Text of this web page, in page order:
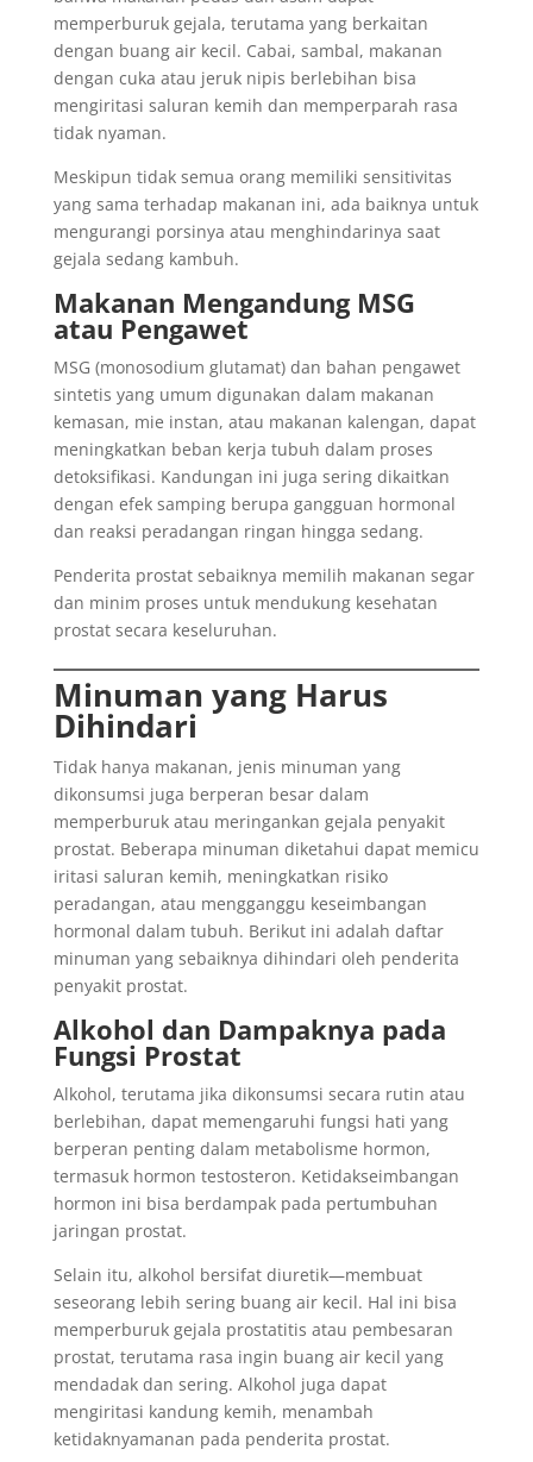
memperburuk gejala, terutama yang berkaitan
dengan buang air kecil. Cabai, sambal, makanan
dengan cuka atau jeruk nipis berlebihan bisa
mengiritasi saluran kemih dan memperparah rasa
tidak nyaman.
Meskipun tidak semua orang memiliki sensitivitas
yang sama terhadap makanan ini, ada baiknya untuk
mengurangi porsinya atau menghindarinya saat
gejala sedang kambuh.
Makanan Mengandung MSG
atau Pengawet
MSG (monosodium glutamat) dan bahan pengawet
sintetis yang umum digunakan dalam makanan
kemasan, mie instan, atau makanan kalengan, dapat
meningkatkan beban kerja tubuh dalam proses
detoksifikasi. Kandungan ini juga sering dikaitkan
dengan efek samping berupa gangguan hormonal
dan reaksi peradangan ringan hingga sedang.
Penderita prostat sebaiknya memilih makanan segar
dan minim proses untuk mendukung kesehatan
prostat secara keseluruhan.
Minuman yang Harus
Dihindari
Tidak hanya makanan, jenis minuman yang
dikonsumsi juga berperan besar dalam
memperburuk atau meringankan gejala penyakit
prostat. Beberapa minuman diketahui dapat memicu
iritasi saluran kemih, meningkatkan risiko
peradangan, atau mengganggu keseimbangan
hormonal dalam tubuh. Berikut ini adalah daftar
minuman yang sebaiknya dihindari oleh penderita
penyakit prostat.
Alkohol dan Dampaknya pada
Fungsi Prostat
Alkohol, terutama jika dikonsumsi secara rutin atau
berlebihan, dapat memengaruhi fungsi hati yang
berperan penting dalam metabolisme hormon,
termasuk hormon testosteron. Ketidakseimbangan
hormon ini bisa berdampak pada pertumbuhan
jaringan prostat.
Selain itu, alkohol bersifat diuretik—membuat
seseorang lebih sering buang air kecil. Hal ini bisa
memperburuk gejala prostatitis atau pembesaran
prostat, terutama rasa ingin buang air kecil yang
mendadak dan sering. Alkohol juga dapat
mengiritasi kandung kemih, menambah
ketidaknyamanan pada penderita prostat.